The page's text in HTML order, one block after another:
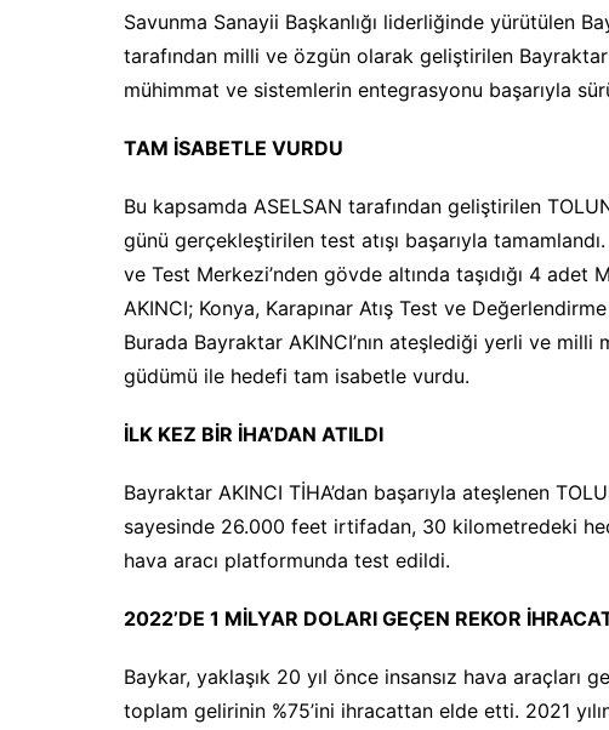
Savunma Sanayii Başkanlığı liderliğinde yürütülen
tarafından milli ve özgün olarak geliştirilen
mühimmat ve sistemlerin entegrasyonu başarıyla
TAM İSABETLE VURDU
Bu kapsamda ASELSAN tarafından geliştirilen
günü gerçekleştirilen test atışı başarıyla
ve Test Merkezi’nden gövde altında taşıdığı 4
AKINCI; Konya, Karapınar Atış Test ve
Burada Bayraktar AKINCI’nın ateşlediği yerli ve
güdümü ile hedefi tam isabetle vurdu.
İLK KEZ BİR İHA’DAN ATILDI
Bayraktar AKINCI TİHA’dan başarıyla ateşlenen
sayesinde 26.000 feet irtifadan, 30 kilometredeki
hava aracı platformunda test edildi.
2022’DE 1 MİLYAR DOLARI GEÇEN REKOR
Baykar, yaklaşık 20 yıl önce insansız hava araçları
toplam gelirinin %75’ini ihracattan elde etti. 2021